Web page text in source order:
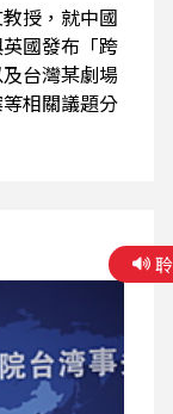
授，就中國
國發布「跨
台灣某劇場
相關議題分